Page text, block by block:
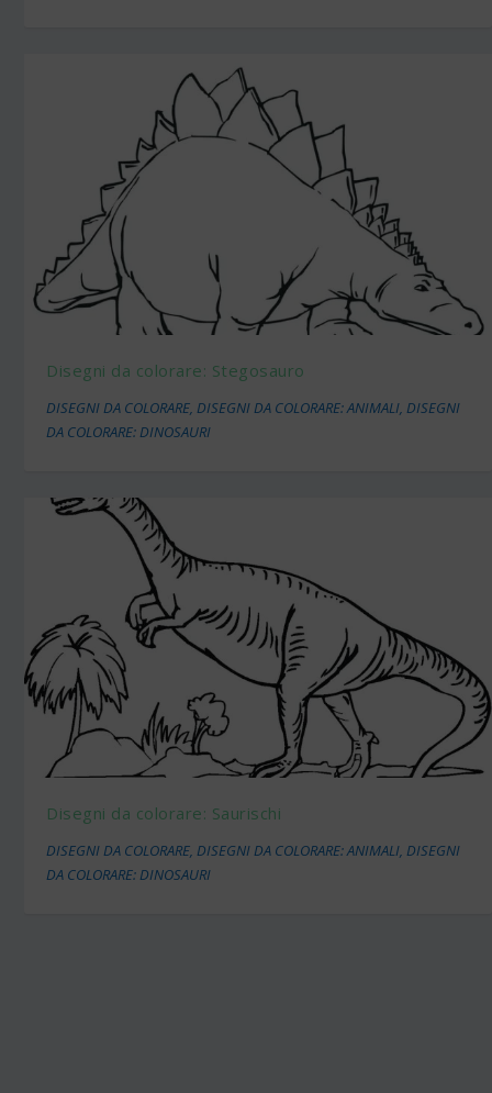
Disegni da colorare: Stegosauro
DISEGNI DA COLORARE DISEGNI DA COLORARE: ANIMALI DISEGNI
DA COLORARE: DINOSAURI
Disegni da colorare: Saurischi
DISEGNI DA COLORARE,DISEGNI DA COLORARE: ANIMALI,DISEGNI
DA COLORARE: DINOSAURI